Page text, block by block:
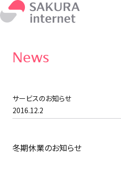
News
サービスのお知らせ
2016.12.2
冬期休業のお知らせ